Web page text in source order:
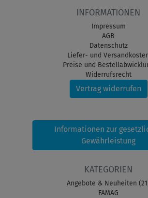
INFORMATIONEN
Impressum
AGB
Datenschutz
Liefer- und
Preise und
Widerrufsrecht
Vertrag widerrufen
Informationen zur
Gewährleistung
KATEGORIEN
Angebote & Neuheiten
FAMAG